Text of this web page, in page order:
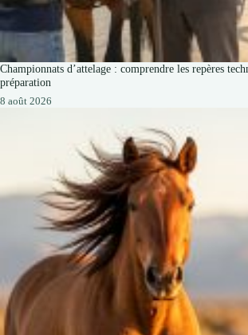
Championnats d’attelage : comprendre les repères
préparation
8 août 2026